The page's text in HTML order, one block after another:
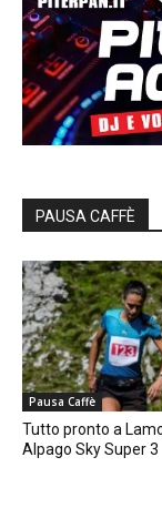
PAUSA CAFFÈ
Pausa Caffè
Tutto pronto a
Alpago Sky Super 3